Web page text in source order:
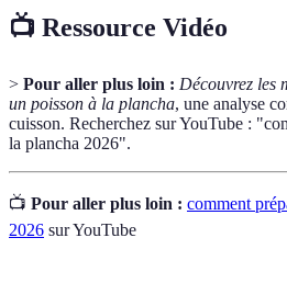
📺 Ressource Vidéo
> Pour aller plus loin : Découvrez les
un poisson à la plancha, une analyse
cuisson. Recherchez sur YouTube :
la plancha 2026".
📺 Pour aller plus loin : comment
2026 sur YouTube